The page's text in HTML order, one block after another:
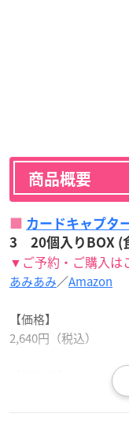
商品概要
カードキャプタ
3 20個入りBOX (
▼ご予約・ご購入は
あみあみ／Amazon
【価格】
2,640円（税込）